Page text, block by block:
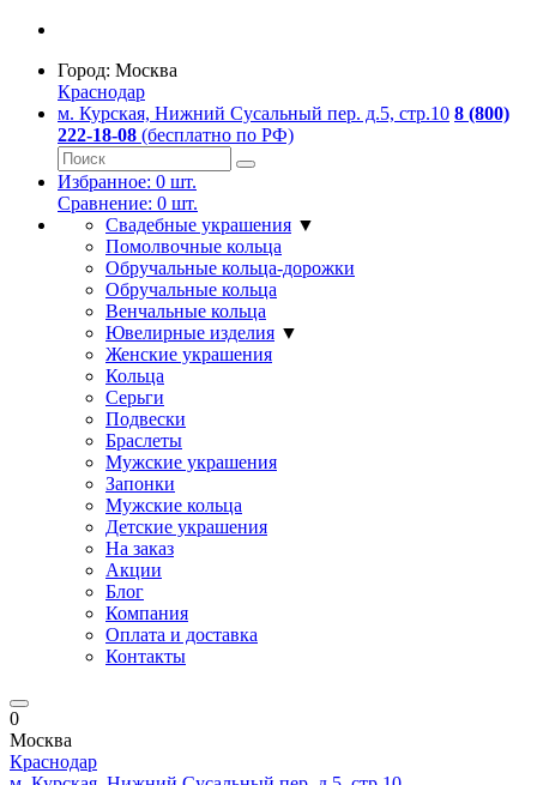
Город: Москва
Краснодар
м. Курская, Нижний Сусальный пер. д.5, стр.10 8 (800)
222-18-08 (бесплатно по РФ)
Избранное: 0 шт.
Сравнение: 0 шт.
Свадебные украшения ▼
Помолвочные кольца
Обручальные кольца-дорожки
Обручальные кольца
Венчальные кольца
Ювелирные изделия ▼
Женские украшения
Кольца
Серьги
Подвески
Браслеты
Мужские украшения
Запонки
Мужские кольца
Детские украшения
На заказ
Акции
Блог
Компания
Оплата и доставка
Контакты
0
Москва
Краснодар